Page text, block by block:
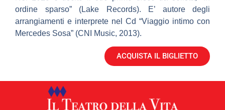
ordine sparso” (Lake Records). E’ autore degli
arrangiamenti e interprete nel Cd “Viaggio intimo con
Mercedes Sosa” (CNI Music, 2013).
ACQUISTA IL BIGLIETTO